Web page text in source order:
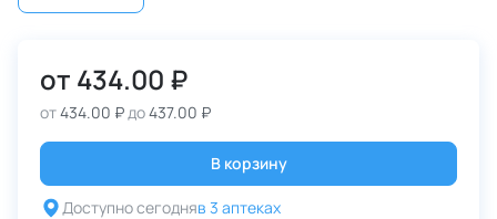
от 434.00 ₽
от434.00 ₽до437.00 ₽
В корзину
Доступно сегодняв 3 аптеках